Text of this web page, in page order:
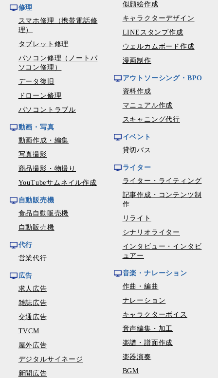
修理
スマホ修理（携帯電話修
理）
タブレット修理
パソコン修理（ノートパ
ソコン修理）
データ復旧
ドローン修理
パソコントラブル
動画・写真
動画作成・編集
写真撮影
商品撮影・物撮り
YouTubeサムネイル作成
自動販売機
食品自動販売機
自動販売機
代行
営業代行
広告
求人広告
雑誌広告
交通広告
TVCM
屋外広告
デジタルサイネージ
新聞広告
似顔絵作成
キャラクターデザイン
LINEスタンプ作成
ウェルカムボード作成
漫画制作
アウトソーシング・BPO
資料作成
マニュアル作成
スキャニング代行
イベント
貸切バス
ライター
ライター・ライティング
記事作成・コンテンツ制
作
リライト
シナリオライター
インタビュー・インタビ
ュアー
音楽・ナレーション
作曲・編曲
ナレーション
キャラクターボイス
音声編集・加工
楽譜・譜面作成
楽器演奏
BGM